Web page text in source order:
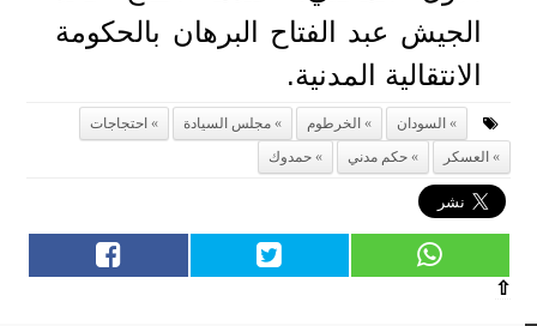
الجيش عبد الفتاح البرهان بالحكومة
الانتقالية المدنية.
السودان الخرطوم مجلس السيادة
احتجاجات
العسكر
حكم مدني حمدوك
⇧